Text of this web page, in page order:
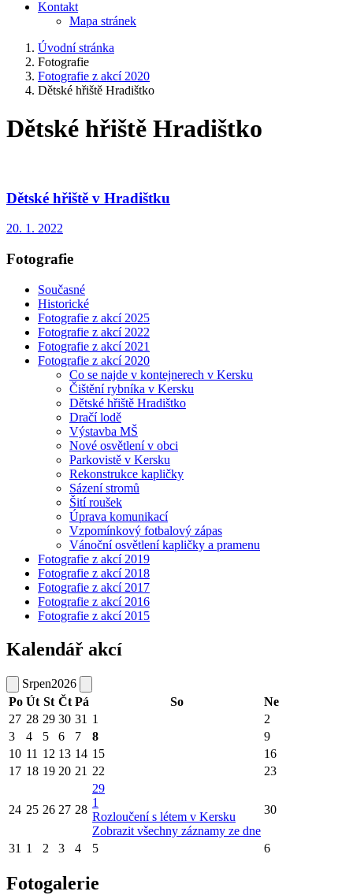
Kontakt
Mapa stránek
Úvodní stránka
Fotografie
Fotografie z akcí 2020
Dětské hřiště Hradištko
Dětské hřiště Hradištko
Dětské hřiště v Hradištku
20. 1. 2022
Fotografie
Současné
Historické
Fotografie z akcí 2025
Fotografie z akcí 2022
Fotografie z akcí 2021
Fotografie z akcí 2020
Co se najde v kontejnerech v Kersku
Čištění rybníka v Kersku
Dětské hřiště Hradištko
Dračí lodě
Výstavba MŠ
Nové osvětlení v obci
Parkovistě v Kersku
Rekonstrukce kapličky
Sázení stromů
Šití roušek
Úprava komunikací
Vzpomínkový fotbalový zápas
Vánoční osvětlení kapličky a pramenu
Fotografie z akcí 2019
Fotografie z akcí 2018
Fotografie z akcí 2017
Fotografie z akcí 2016
Fotografie z akcí 2015
Kalendář akcí
Srpen2026
Po Út St Čt Pá So
Ne
27 28 29 30 31 1
2
3
4 5 6 7 8
9
10 11 12 13 14 15
16
17 18 19 20 21 22 23
24 25 26 27 28
29
1
Rozloučení s létem v Kersku
Zobrazit všechny záznamy ze dne
30
31 1 2 3 4 5 6
Fotogalerie